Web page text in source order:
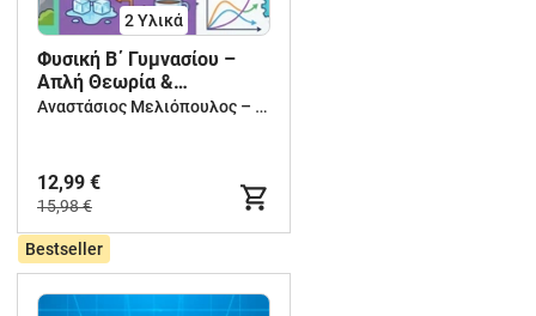
2 Υλικά
Φυσική Β΄ Γυμνασίου –
Απλή Θεωρία &
Infographics (16:9)
Αναστάσιος Μελιόπουλος – Δημιουργική Μάθηση για Νηπιαγωγείο, Δημοτικό & Γυμνάσιο
12,99 €
15,98 €
Bestseller